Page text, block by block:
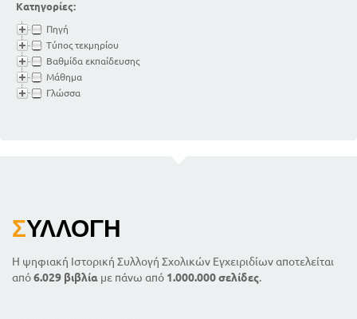
Κατηγορίες:
Πηγή
Τύπος τεκμηρίου
Βαθμίδα εκπαίδευσης
Μάθημα
Γλώσσα
ΣΥΛΛΟΓΉ
Η ψηφιακή Ιστορική Συλλογή Σχολικών Εγχειριδίων αποτελείται
από6.029 βιβλία με πάνω από 1.000.000 σελίδες.